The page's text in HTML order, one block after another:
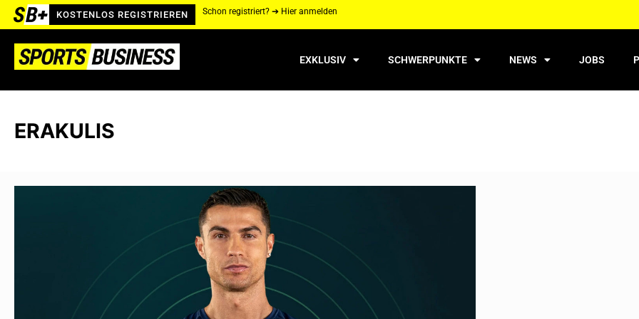
KOSTENLOS REGISTRIEREN Schon registriert? ➔ Hier anmelden
EXKLUSIV SCHWERPUNKTE NEWS JOBS
ERAKULIS